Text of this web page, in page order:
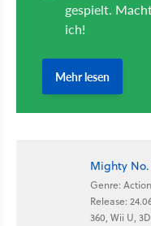
Mighty No.
Genre: Action
Release:
360, Wii U,